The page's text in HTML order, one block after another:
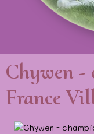
Chywen -
France